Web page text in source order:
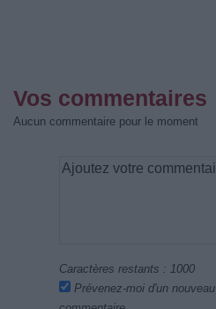
Vos commentaires
Aucun commentaire pour le moment
Caractères restants : 1000
Prévenez-moi d'un nouveau